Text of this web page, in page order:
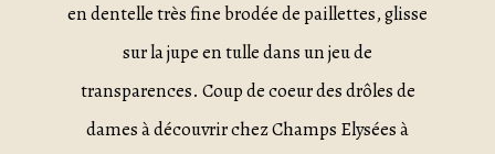
en dentelle très fine brodée de paillettes, glisse
sur la jupe en tulle dans un jeu de
transparences. Coup de coeur des drôles de
dames à découvrir chez Champs Elysées à